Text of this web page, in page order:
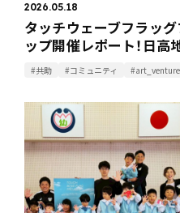
2026.05.18
タッチウェーブフラッ
ップ開催レポート！日高
#共助 #コミュニティ